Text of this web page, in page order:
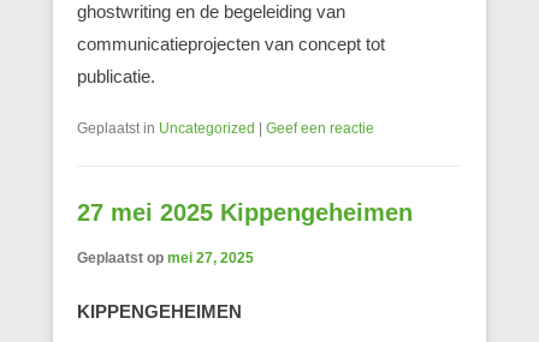
ghostwriting en de begeleiding van
communicatieprojecten van concept tot
publicatie.
Geplaatst in Uncategorized Geef een reactie
27 mei 2025 Kippengeheimen
Geplaatst op mei 27, 2025
KIPPENGEHEIMEN